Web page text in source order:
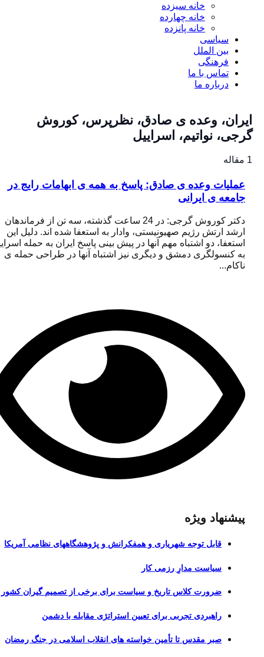
خانه سیزده
خانه چهارده
خانه پانزده
سیاسی
بین الملل
فرهنگی
تماس با ما
درباره ما
وعده ی صادق، نظرپرس، کوروش
نواتیم، اسراییل
عملیات وعده ی صادق: پاسخ به همه ی ابهامات رایج در
جامعه ی ایرانی
دکتر کوروش گرجی: در 24 ساعت گذشته، سه تن از فرماندهان
ارشد ارتش رژیم صهیونیستی، وادار به استعفا شده اند. دلیل این
استعفا، دو اشتباه مهم آنها در پیش بینی پاسخ ایران به حمله اسراییل
به کنسولگری دمشق و دیگری نیز اشتباه آنها در طراحی حمله ی
ناکام...
پیشنهاد ویژه
قابل توجه شهریاری و همفکرانش و پژوهشگاههای نظامی آمریکا
سیاست مدارِ رزمی کار
ضرورت کلاس تاریخ و سیاست برای برخی از تصمیم گیران کشور
راهبردی تجربی برای تعیین استراتژی مقابله با دشمن
صبر مقدس تا تأمین خواسته های انقلاب اسلامی در جنگ رمضان